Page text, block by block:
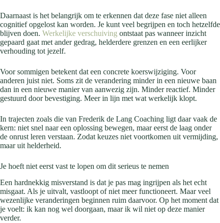
Daarnaast is het belangrijk om te erkennen dat deze fase niet alleen
cognitief opgelost kan worden. Je kunt veel begrijpen en toch hetzelfde
blijven doen. Werkelijke verschuiving ontstaat pas wanneer inzicht
gepaard gaat met ander gedrag, helderdere grenzen en een eerlijker
verhouding tot jezelf.
Voor sommigen betekent dat een concrete koerswijziging. Voor
anderen juist niet. Soms zit de verandering minder in een nieuwe baan
dan in een nieuwe manier van aanwezig zijn. Minder reactief. Minder
gestuurd door bevestiging. Meer in lijn met wat werkelijk klopt.
In trajecten zoals die van Frederik de Lang Coaching ligt daar vaak de
kern: niet snel naar een oplossing bewegen, maar eerst de laag onder
de onrust leren verstaan. Zodat keuzes niet voortkomen uit vermijding,
maar uit helderheid.
Je hoeft niet eerst vast te lopen om dit serieus te nemen
Een hardnekkig misverstand is dat je pas mag ingrijpen als het echt
misgaat. Als je uitvalt, vastloopt of niet meer functioneert. Maar veel
wezenlijke veranderingen beginnen ruim daarvoor. Op het moment dat
je voelt: ik kan nog wel doorgaan, maar ik wil niet op deze manier
verder.